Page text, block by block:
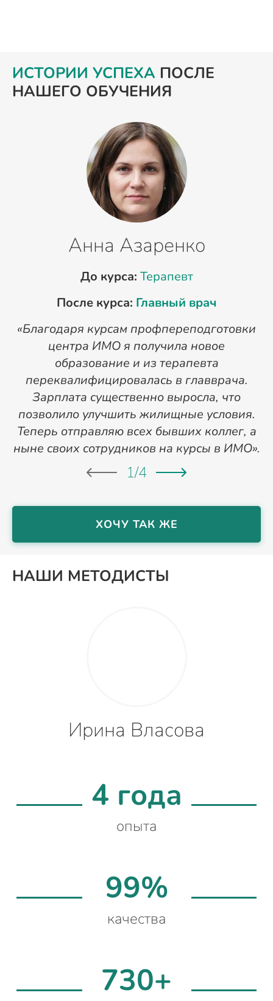
ИСТОРИИ УСПЕХА ПОСЛЕ
НАШЕГО ОБУЧЕНИЯ
Анна Азаренко
До курса: Терапевт
После курса: Главный врач
«Благодаря курсам профпереподготовки
центра ИМО я получила новое
образование и из терапевта
переквалифицировалась в главврача.
Зарплата существенно выросла, что
позволило улучшить жилищные условия.
Теперь отправляю всех бывших коллег, а
ныне своих сотрудников на курсы в ИМО».
1/4
ХОЧУ ТАК ЖЕ
НАШИ МЕТОДИСТЫ
Ирина Власова
4 года
опыта
99%
качества
730+